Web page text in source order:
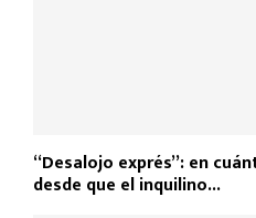
“Desalojo exprés”: en
desde que el inquilino...